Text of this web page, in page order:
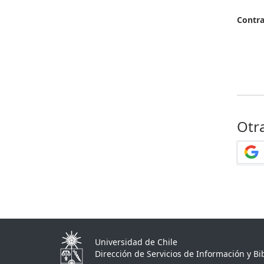
Universidad de Chile
Dirección de Servicios de Información y